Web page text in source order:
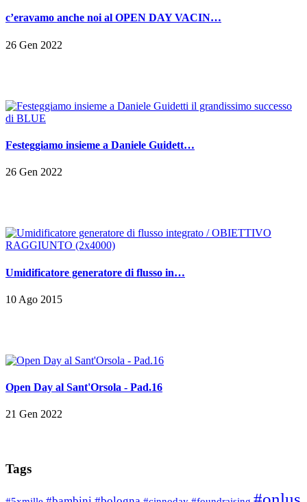
c’eravamo anche noi al OPEN DAY VACIN…
26 Gen 2022
Festeggiamo insieme a Daniele Guidett…
26 Gen 2022
Umidificatore generatore di flusso in…
10 Ago 2015
Open Day al Sant'Orsola - Pad.16
21 Gen 2022
Tags